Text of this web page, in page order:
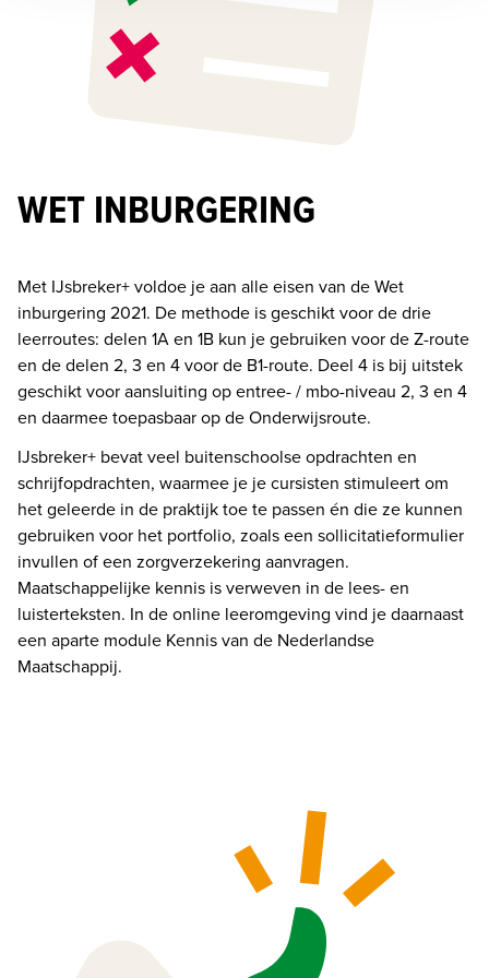
WET INBURGERING
Met IJsbreker+ voldoe je aan alle eisen van de Wet
inburgering 2021. De methode is geschikt voor de drie
leerroutes: delen 1A en 1B kun je gebruiken voor de Z-route
en de delen 2, 3 en 4 voor de B1-route. Deel 4 is bij uitstek
geschikt voor aansluiting op entree- / mbo-niveau 2, 3 en 4
en daarmee toepasbaar op de Onderwijsroute.
IJsbreker+ bevat veel buitenschoolse opdrachten en
schrijfopdrachten, waarmee je je cursisten stimuleert om
het geleerde in de praktijk toe te passen én die ze kunnen
gebruiken voor het portfolio, zoals een sollicitatieformulier
invullen of een zorgverzekering aanvragen.
Maatschappelijke kennis is verweven in de lees- en
luisterteksten. In de online leeromgeving vind je daarnaast
een aparte module Kennis van de Nederlandse
Maatschappij.